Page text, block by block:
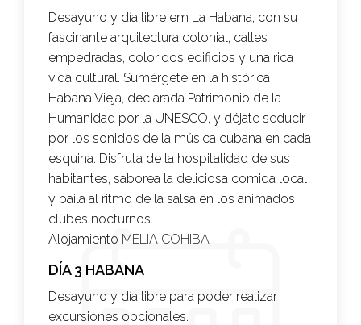
Desayuno y día libre em La Habana, con su
fascinante arquitectura colonial, calles
empedradas, coloridos edificios y una rica
vida cultural. Sumérgete en la histórica
Habana Vieja, declarada Patrimonio de la
Humanidad por la UNESCO, y déjate seducir
por los sonidos de la música cubana en cada
esquina. Disfruta de la hospitalidad de sus
habitantes, saborea la deliciosa comida local
y baila al ritmo de la salsa en los animados
clubes nocturnos.
Alojamiento MELIA COHIBA
DÍA 3 HABANA
Desayuno y día libre para poder realizar
excursiones opcionales.